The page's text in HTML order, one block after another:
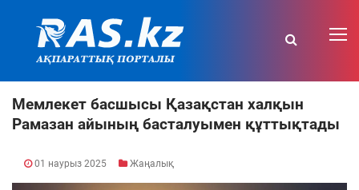
Мемлекет басшысы Қазақстан халқын
Рамазан айының басталуымен құттықтады
01 наурыз 2025 Жаңалық